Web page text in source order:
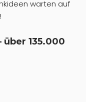
warten auf
135.000